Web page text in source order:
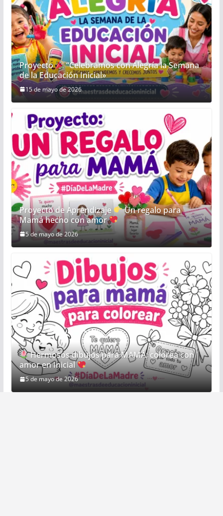
Proyecto
“Celebramos con Alegría la Semana
de la Educación Inicial»
15 de mayo de 2026
Proyecto de Aprendizaje
Un regalo para
Mamá hecho con amor
5 de mayo de 2026
Hermosos dibujos para MAMÁ: colorea con
amor en Inicial
5 de mayo de 2026